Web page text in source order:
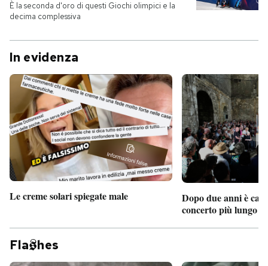
È la seconda d'oro di questi Giochi olimpici e la
decima complessiva
In evidenza
Le creme solari spiegate male
Dopo due anni è
concerto più lungo
Fla hes